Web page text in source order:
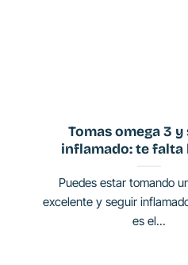
Tomas omega 3 y
inflamado: te falta
Puedes estar tomando
excelente y seguir
es el...